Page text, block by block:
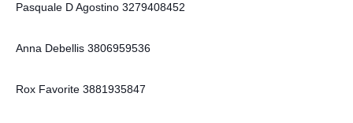
Pasquale D Agostino 3279408452
Anna Debellis 3806959536
Rox Favorite 3881935847